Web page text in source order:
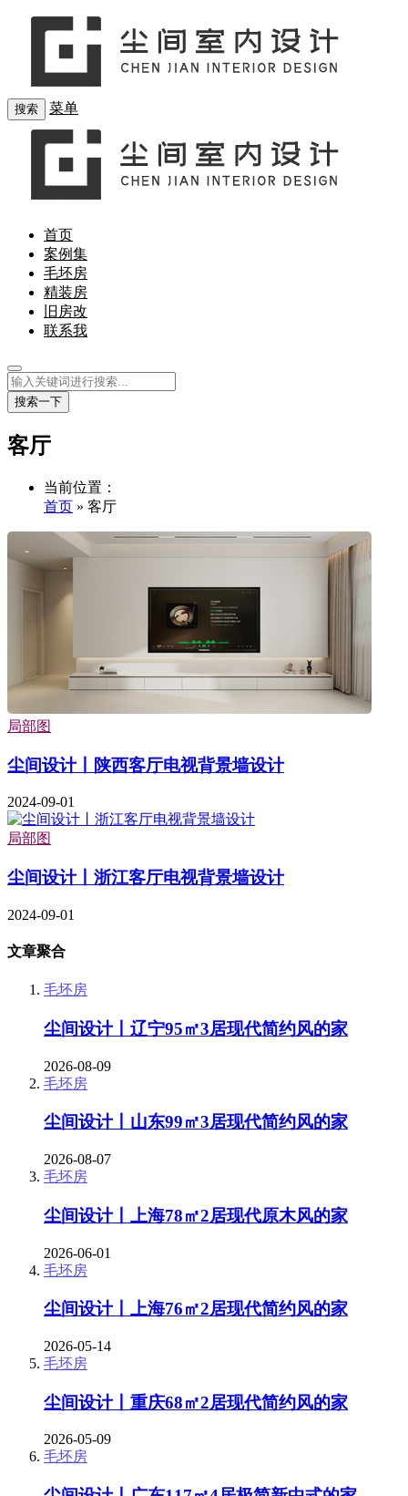
搜索 菜单
首页
案例集
毛坯房
精装房
旧房改
联系我
搜索一下
客厅
当前位置：
首页 » 客厅
局部图
尘间设计丨陕西客厅电视背景墙设计
2024-09-01
局部图
尘间设计丨浙江客厅电视背景墙设计
2024-09-01
文章聚合
毛坯房
尘间设计丨辽宁95㎡3居现代简约风的家
2026-08-09
毛坯房
尘间设计丨山东99㎡3居现代简约风的家
2026-08-07
毛坯房
尘间设计丨上海78㎡2居现代原木风的家
2026-06-01
毛坯房
尘间设计丨上海76㎡2居现代简约风的家
2026-05-14
毛坯房
尘间设计丨重庆68㎡2居现代简约风的家
2026-05-09
毛坯房